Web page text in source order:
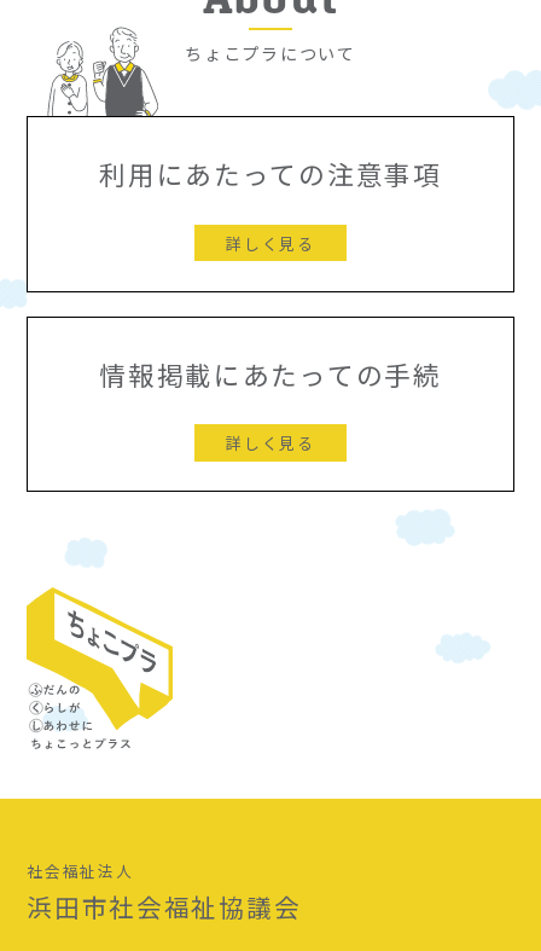
ちょこプラについて
利用にあたっての注意事項
詳しく見る
情報掲載にあたっての手続
詳しく見る
社会福祉法人
浜田市社会福祉協議会